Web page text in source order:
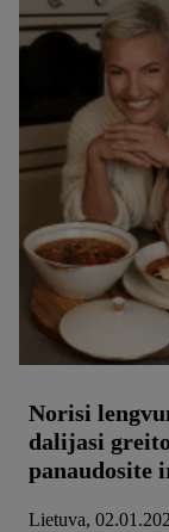
Norisi
dalijasi
panaudosite
Lietuva,